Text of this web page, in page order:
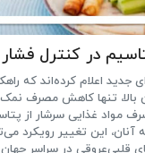
در کنترل
جدید اعلام کرده‌اند که
بالا، تنها کاهش مصرف
مواد غذایی سرشار از
آنان، این تغییر رویکرد
قلبی‌عروقی در سراسر